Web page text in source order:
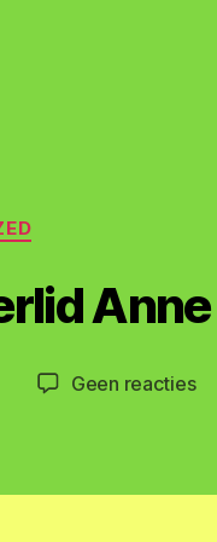
Geen reactiesop